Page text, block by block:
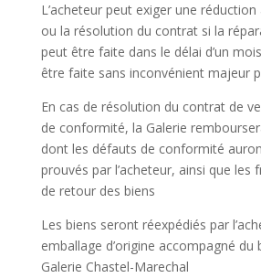
L’acheteur peut exiger une
ou la résolution du contrat si la
peut être faite dans le délai d’un
être faite sans inconvénient majeur
En cas de résolution du contrat de
de conformité, la Galerie
dont les défauts de conformité
prouvés par l’acheteur, ainsi que les
de retour des biens
Les biens seront réexpédiés par
emballage d’origine accompagné du
Galerie Chastel-Marechal